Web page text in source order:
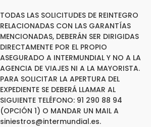
TODAS LAS SOLICITUDES DE REINTEGRO
RELACIONADAS CON LAS GARANTÍAS
MENCIONADAS, DEBERÁN SER DIRIGIDAS
DIRECTAMENTE POR EL PROPIO
ASEGURADO A INTERMUNDIAL Y NO A LA
AGENCIA DE VIAJES NI A LA MAYORISTA.
PARA SOLICITAR LA APERTURA DEL
EXPEDIENTE SE DEBERÁ LLAMAR AL
SIGUIENTE TELÉFONO: 91 290 88 94
(OPCIÓN 1) O MANDAR UN MAIL A
siniestros@intermundial.es.